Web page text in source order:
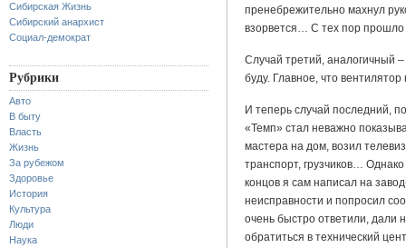
Сибирская Жизнь
Сибирский анархист
Социал-демократ
Рубрики
Авто
В быту
Власть
Жизнь
За рубежом
Здоровье
История
Культура
Люди
Наука
пренебрежительно махнул
взорвется… С тех пор прошло
Случай третий, аналогичный
буду. Главное, что
И теперь случай последний,
«Темп» стал неважно
мастера на дом, возил
транспорт, грузчиков…
концов я сам написал на
неисправности и попросил
очень быстро ответили, дали
обратиться в технический